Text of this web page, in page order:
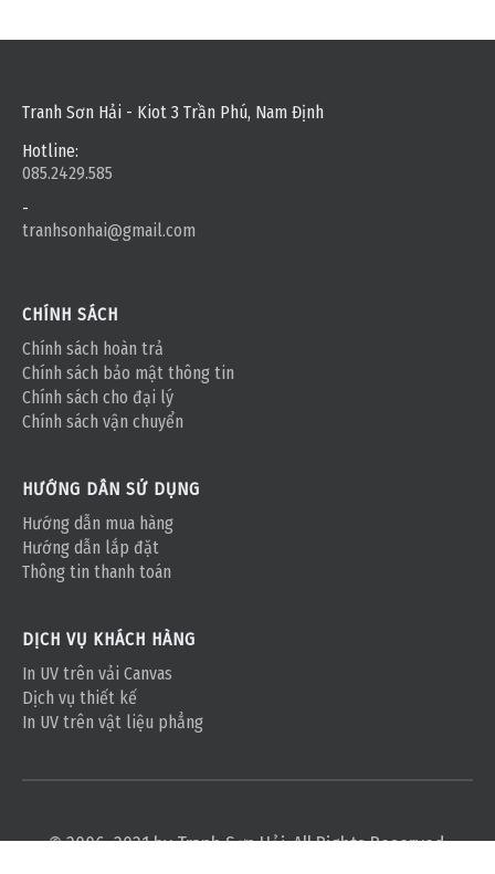
Tranh Sơn Hải - Kiot 3 Trần Phú, Nam Định
Hotline:
085.2429.585
-
tranhsonhai@gmail.com
CHÍNH SÁCH
Chính sách hoàn trả
Chính sách bảo mật thông tin
Chính sách cho đại lý
Chính sách vận chuyển
HƯỚNG DẪN SỬ DỤNG
Hướng dẫn mua hàng
Hướng dẫn lắp đặt
Thông tin thanh toán
DỊCH VỤ KHÁCH HÀNG
In UV trên vải Canvas
Dịch vụ thiết kế
In UV trên vật liệu phẳng
© 2006–2021 by Tranh Sơn Hải. All Rights Reserved.